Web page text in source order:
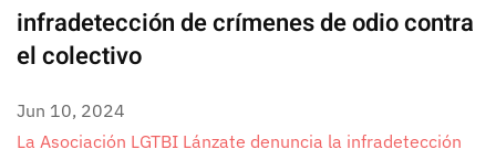
infradetección de crímenes de odio contra
el colectivo
Jun 10, 2024
La Asociación LGTBI Lánzate denuncia la infradetección